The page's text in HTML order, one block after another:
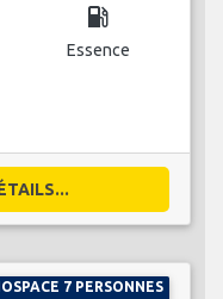
local_gas_station
Essence
7 PERSONNES